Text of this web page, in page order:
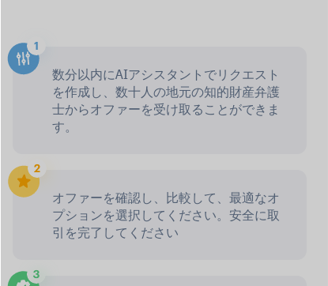
数分以内にAIアシスタントでリクエスト
を作成し、数十人の地元の知的財産弁護
士からオファーを受け取ることができま
す。
オファーを確認し、比較して、最適なオ
プションを選択してください。安全に取
引を完了してください